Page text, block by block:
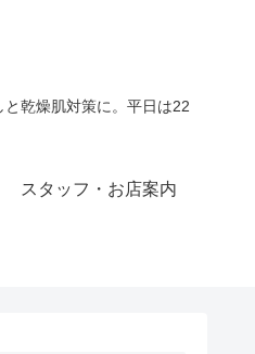
乾燥肌対策に。平日は22
スタッフ・お店案内